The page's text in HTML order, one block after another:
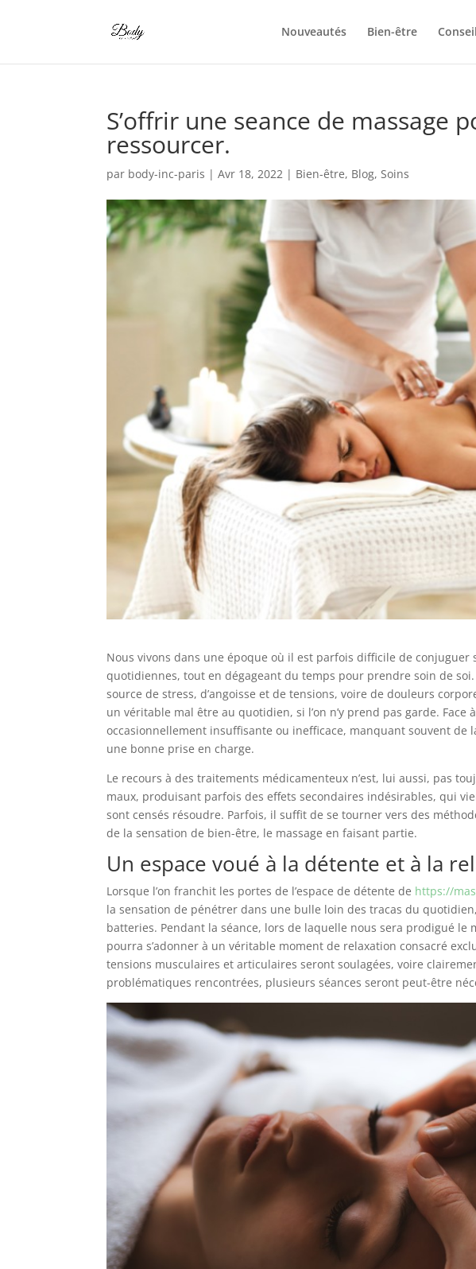
Nouveautés Bien-être
S’offrir une seance de massage
ressourcer.
par body-inc-paris |Avr 18, 2022 | Bien-être, Blog,Soins
Nous vivons dans une époque où il est parfois difficile de
quotidiennes, tout en dégageant du temps pour prendre soin de
source de stress, d’angoisse et de tensions, voire de douleurs
un véritable mal être au quotidien, si l’on n’y prend pas garde.
occasionnellement insuffisante ou inefficace, manquant souvent de
une bonne prise en charge.
Le recours à des traitements médicamenteux n’est, lui aussi, pas
maux, produisant parfois des effets secondaires indésirables, qui
sont censés résoudre. Parfois, il suffit de se tourner vers des
de la sensation de bien-être, le massage en faisant partie.
Un espace voué à la détente et à la
Lorsque l’on franchit les portes de l’espace de détente de https://
la sensation de pénétrer dans une bulle loin des tracas du
batteries. Pendant la séance, lors de laquelle nous sera prodigué
pourra s’adonner à un véritable moment de relaxation consacré
tensions musculaires et articulaires seront soulagées, voire
problématiques rencontrées, plusieurs séances seront peut-être